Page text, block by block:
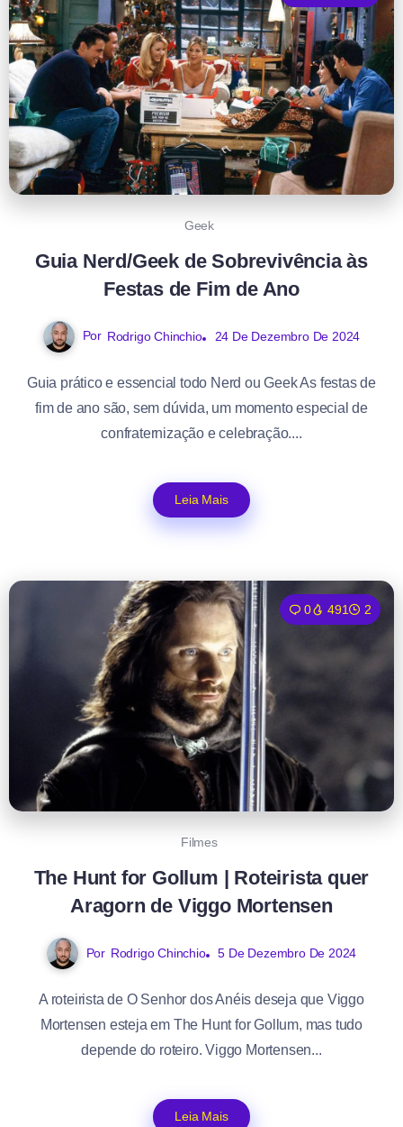
Geek
Guia Nerd/Geek de Sobrevivência às
Festas de Fim de Ano
Por Rodrigo Chinchio 24 De Dezembro De 2024
Guia prático e essencial todo Nerd ou Geek As festas de
fim de ano são, sem dúvida, um momento especial de
confraternização e celebração....
Leia Mais
0 491 2
Filmes
The Hunt for Gollum | Roteirista quer
Aragorn de Viggo Mortensen
Por Rodrigo Chinchio 5 De Dezembro De 2024
A roteirista de O Senhor dos Anéis deseja que Viggo
Mortensen esteja em The Hunt for Gollum, mas tudo
depende do roteiro. Viggo Mortensen...
Leia Mais